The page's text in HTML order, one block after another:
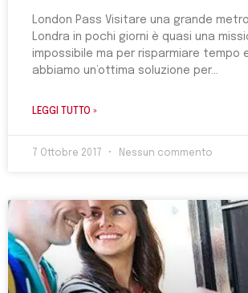
London Pass Visitare una grande
Londra in pochi giorni è quasi una
impossibile ma per risparmiare tempo
abbiamo un’ottima soluzione per
LEGGI TUTTO »
7 Ottobre 2017 Nessun commento